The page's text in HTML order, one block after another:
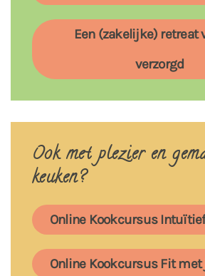
Een (zakelijke) retreat
verzorgd
Ook met plezier en
keuken?
Online Kookcursus
Online Kookcursus Fit